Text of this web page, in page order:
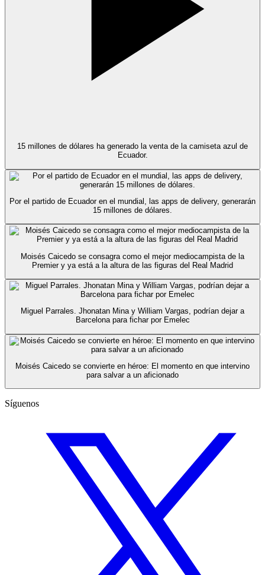
15 millones de dólares ha generado la venta de la camiseta azul de
Ecuador.
Por el partido de Ecuador en el mundial, las apps de delivery, generarán
15 millones de dólares.
Moisés Caicedo se consagra como el mejor mediocampista de la
Premier y ya está a la altura de las figuras del Real Madrid
Miguel Parrales. Jhonatan Mina y William Vargas, podrían dejar a
Barcelona para fichar por Emelec
Moisés Caicedo se convierte en héroe: El momento en que intervino
para salvar a un aficionado
Síguenos